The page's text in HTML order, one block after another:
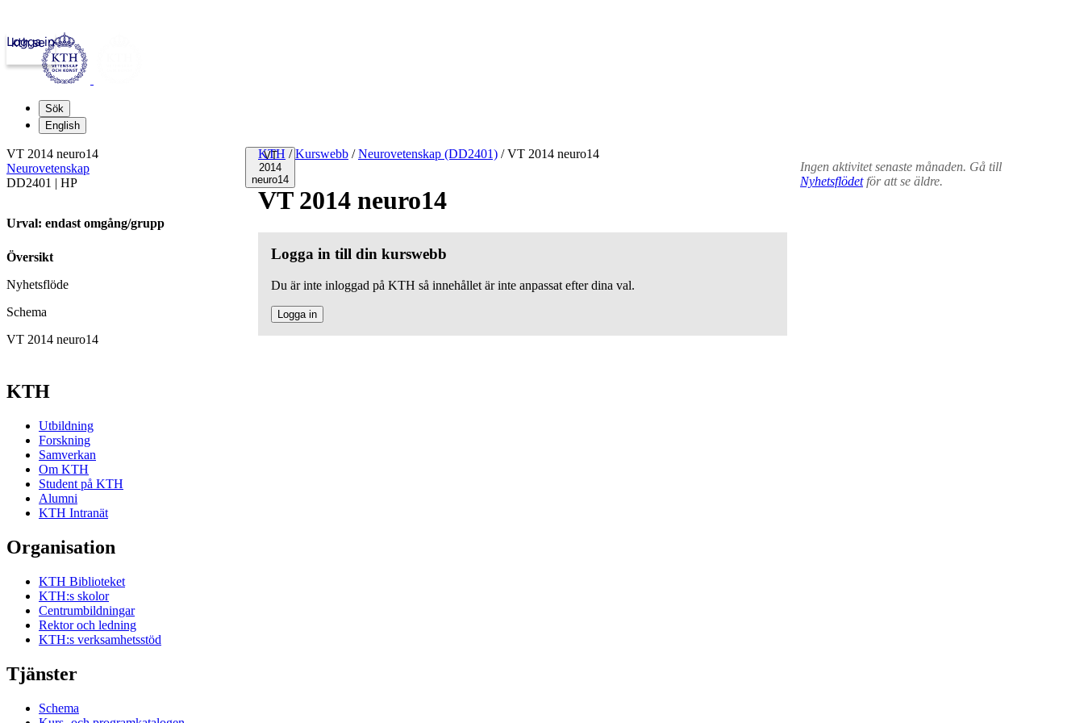
kth.se
Logga in
Sök
English
VT
2014
neuro14
KTH / Kurswebb / Neurovetenskap (DD2401) /VT 2014 neuro14
VT 2014 neuro14
Logga in till din kurswebb
Du är inte inloggad på KTH så innehållet är inte anpassat efter dina val.
Logga in
Ingen aktivitet senaste månaden. Gå till
Nyhetsflödetför att se äldre.
VT 2014 neuro14
Neurovetenskap
DD2401 | HP
Urval: endast omgång/grupp
Översikt
Nyhetsflöde
Schema
VT 2014 neuro14
KTH
Utbildning
Forskning
Samverkan
Om KTH
Student på KTH
Alumni
KTH Intranät
Organisation
KTH Biblioteket
KTH:s skolor
Centrumbildningar
Rektor och ledning
KTH:s verksamhetsstöd
Tjänster
Schema